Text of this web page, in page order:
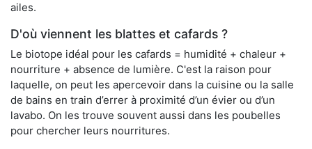
ailes.
D'où viennent les blattes et cafards ?
Le biotope idéal pour les cafards = humidité + chaleur +
nourriture + absence de lumière. C'est la raison pour
laquelle, on peut les apercevoir dans la cuisine ou la salle
de bains en train d’errer à proximité d’un évier ou d’un
lavabo. On les trouve souvent aussi dans les poubelles
pour chercher leurs nourritures.